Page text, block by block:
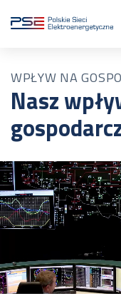
WPŁYW NA
Nasz